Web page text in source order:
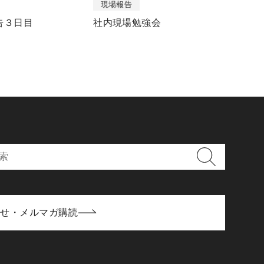
３日目
現場報告
社内現場勉強会
・メルマガ購読